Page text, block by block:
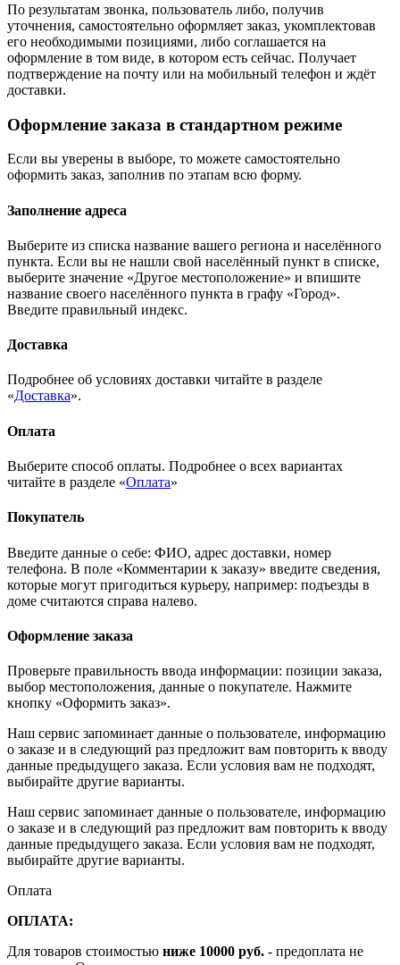
По результатам звонка, пользователь либо, получив
уточнения, самостоятельно оформляет заказ, укомплектовав
его необходимыми позициями, либо соглашается на
оформление в том виде, в котором есть сейчас. Получает
подтверждение на почту или на мобильный телефон и ждёт
доставки.
Оформление заказа в стандартном режиме
Если вы уверены в выборе, то можете самостоятельно
оформить заказ, заполнив по этапам всю форму.
Заполнение адреса
Выберите из списка название вашего региона и населённого
пункта. Если вы не нашли свой населённый пункт в списке,
выберите значение «Другое местоположение» и впишите
название своего населённого пункта в графу «Город».
Введите правильный индекс.
Доставка
Подробнее об условиях доставки читайте в разделе
«Доставка».
Оплата
Выберите способ оплаты. Подробнее о всех вариантах
читайте в разделе «Оплата»
Покупатель
Введите данные о себе: ФИО, адрес доставки, номер
телефона. В поле «Комментарии к заказу» введите сведения,
которые могут пригодиться курьеру, например: подъезды в
доме считаются справа налево.
Оформление заказа
Проверьте правильность ввода информации: позиции заказа,
выбор местоположения, данные о покупателе. Нажмите
кнопку «Оформить заказ».
Наш сервис запоминает данные о пользователе, информацию
о заказе и в следующий раз предложит вам повторить к вводу
данные предыдущего заказа. Если условия вам не подходят,
выбирайте другие варианты.
Наш сервис запоминает данные о пользователе, информацию
о заказе и в следующий раз предложит вам повторить к вводу
данные предыдущего заказа. Если условия вам не подходят,
выбирайте другие варианты.
Оплата
ОПЛАТА:
Для товаров стоимостью ниже 10000 руб. - предоплата не